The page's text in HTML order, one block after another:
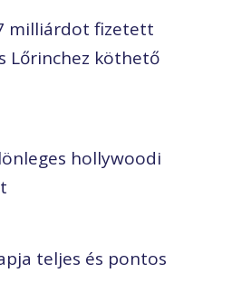
milliárdot fizetett
Lőrinchez köthető
hollywoodi
teljes és pontos